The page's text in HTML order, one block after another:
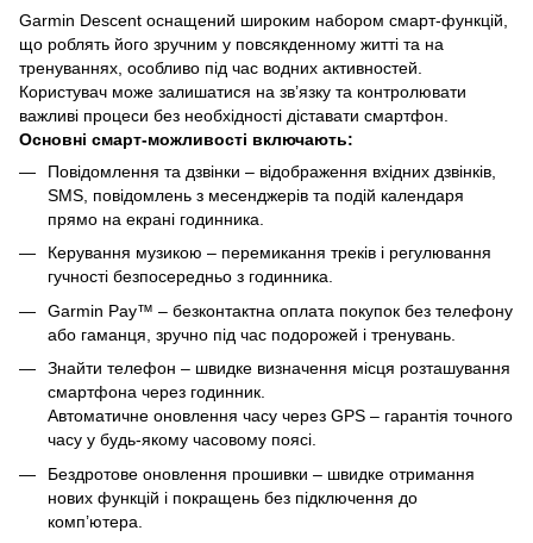
Garmin Descent оснащений широким набором смарт‑функцій,
що роблять його зручним у повсякденному житті та на
тренуваннях, особливо під час водних активностей.
Користувач може залишатися на зв’язку та контролювати
важливі процеси без необхідності діставати смартфон.
Основні смарт‑можливості включають:
Повідомлення та дзвінки – відображення вхідних дзвінків,
SMS, повідомлень з месенджерів та подій календаря
прямо на екрані годинника.
Керування музикою – перемикання треків і регулювання
гучності безпосередньо з годинника.
Garmin Pay™ – безконтактна оплата покупок без телефону
або гаманця, зручно під час подорожей і тренувань.
Знайти телефон – швидке визначення місця розташування
смартфона через годинник.
Автоматичне оновлення часу через GPS – гарантія точного
часу у будь-якому часовому поясі.
Бездротове оновлення прошивки – швидке отримання
нових функцій і покращень без підключення до
комп’ютера.